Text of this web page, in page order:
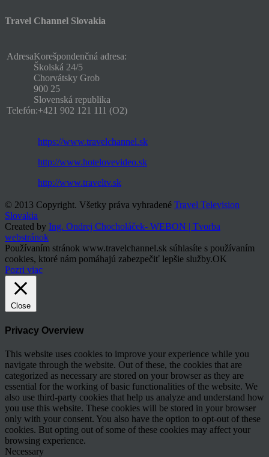
Travel Channel Slovakia
AdresaKorešpondenčná adresa:
Školská 24/5
Chorvátsky Grob
900 25
Slovenská republika
Telefón:+421 902 121 111 (O2)
https://www.travelchannel.sk
http://www.hotelovevideo.sk
http://www.traveltv.sk
© 2013 Copyright. Všetky práva vyhradené Travel Television
Slovakia
Created by Ing. Ondrej Chocholáček- WEBON | Tvorba
webstránok
Používaním stránok www.travelchannel.sk súhlasíte s používaním
cookies, ktoré nám pomáhajú zabezpečiť lepšie služby.OK
Pozri viac
Close
Privacy Overview
This website uses cookies to improve your experience while you
navigate through the website. Out of these, the cookies that are
categorized as necessary are stored on your browser as they are
essential for the working of basic functionalities of the website. We
also use third-party cookies that help us analyze and understand how
you use this website. These cookies will be stored in your browser
only with your consent. You also have the option to opt-out of these
cookies. But opting out of some of these cookies may affect your
browsing experience.
Necessary